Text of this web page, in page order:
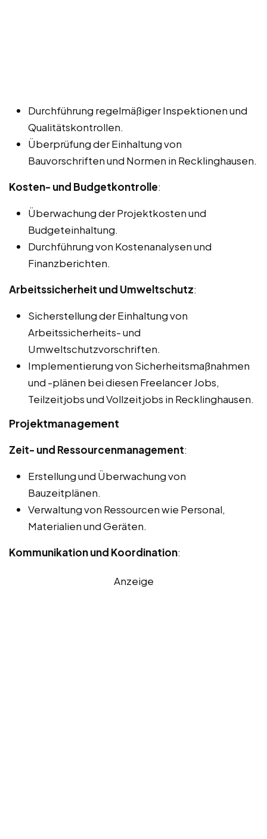
Durchführung regelmäßiger Inspektionen und
Qualitätskontrollen.
Überprüfung der Einhaltung von
Bauvorschriften und Normen in Recklinghausen.
Kosten- und Budgetkontrolle:
Überwachung der Projektkosten und
Budgeteinhaltung.
Durchführung von Kostenanalysen und
Finanzberichten.
Arbeitssicherheit und Umweltschutz:
Sicherstellung der Einhaltung von
Arbeitssicherheits- und
Umweltschutzvorschriften.
Implementierung von Sicherheitsmaßnahmen
und -plänen bei diesen Freelancer Jobs,
Teilzeitjobs und Vollzeitjobs in Recklinghausen.
Projektmanagement
Zeit- und Ressourcenmanagement:
Erstellung und Überwachung von
Bauzeitplänen.
Verwaltung von Ressourcen wie Personal,
Materialien und Geräten.
Kommunikation und Koordination:
Anzeige